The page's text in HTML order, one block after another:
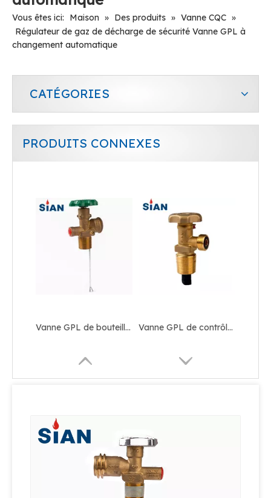
Vous êtes ici: Maison » Des produits » Vanne CQC »
Régulateur de gaz de décharge de sécurité Vanne GPL à
changement automatique
CATÉGORIES
PRODUITS CONNEXES
Vanne GPL de bouteille de gaz de contrôle de débit pour cuisinière